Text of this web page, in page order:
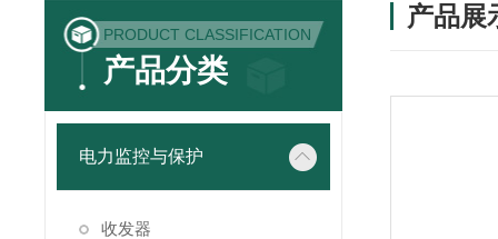
产品展
PRODUCT CLASSIFICATION
产品分类
电力监控与保护
收发器